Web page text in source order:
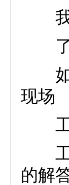
我
了
如
现场
工
工
的解